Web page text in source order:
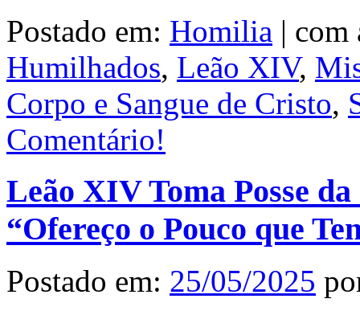
Postado em: Homilia | com
Humilhados, Leão XIV,
Corpo e Sangue de Cristo,
Comentário!
Leão XIV Toma Posse
“Ofereço o Pouco que
Postado em: 25/05/2025